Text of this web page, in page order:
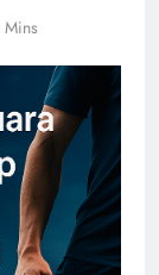
Mins